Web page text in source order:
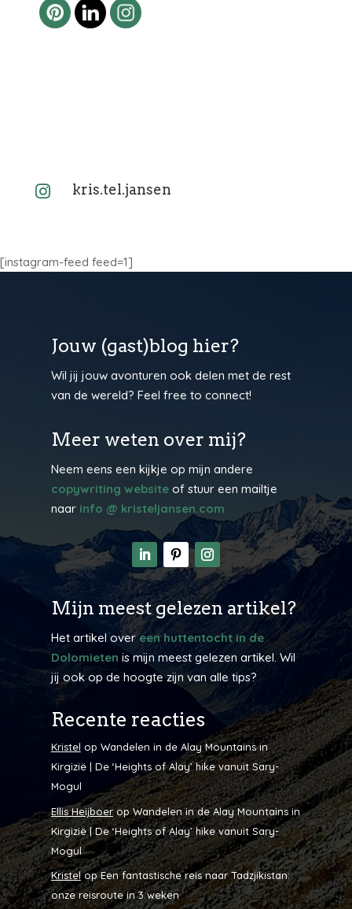
 kris.tel.jansen
[instagram-feed feed=1]
Jouw (gast)blog hier?
Wil jij jouw avonturen ook delen met de rest
van de wereld? Feel free to connect!
Meer weten over mij?
Neem eens een kijkje op mijn andere
copywriting websiteof stuur een mailtje
naar info @ kristeljansen.com
Mijn meest gelezen artikel?
Het artikel overeen huttentocht in de
Dolomieten is mijn meest gelezen artikel. Wil
jij ook op de hoogte zijn van alle tips?
Recente reacties
Kristel op Wandelen in de Alay Mountains in
Kirgizië | De ‘Heights of Alay’ hike vanuit Sary-
Mogul
Ellis Heijboerop Wandelen in de Alay Mountains in
Kirgizië | De ‘Heights of Alay’ hike vanuit Sary-
Mogul
KristelopEen fantastische reis naar Tadzjikistan:
onze reisroute in 3 weken